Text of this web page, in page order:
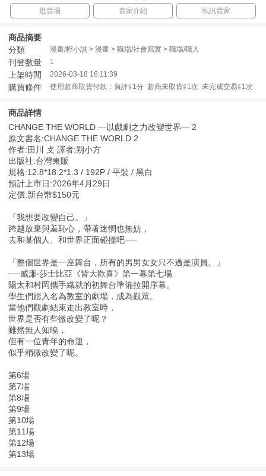
逛賣場
賣家介紹 私訊賣家
商品摘要
分類
漫畫/輕小說 > 漫畫 > 職場/社會寫實 > 職場/職人
刊登數量 1
上架時間 2026-03-18 16:11:39
購買條件 使用超商取貨付款：負評≦1分 超商未取貨≦1次 未完成交易≦1次
商品詳情
CHANGE THE WORLD —以戲劇之力改變世界— 2
原文書名:CHANGE THE WORLD 2
作者:田川 攴 譯者:朔小方
出版社:台灣東販
規格:12.8*18.2*1.3 / 192P / 平裝 / 黑白
預計上市日:2026年4月29日
定價:新台幣$150元
「我想要改變自己。」
跨越放棄與羞恥心，帶著迷惘也無妨，
去和某個人、和世界正面碰撞吧──
「整個世界是一座舞台，所有的男男女女只不過是演員。」
──威廉‧莎士比亞《皆大歡喜》第一幕第七場
陽太和村岡攜手織就的初舞台準備拉開序幕。
學生們踏入名為教室的劇場，成為觀眾。
當他們觀劇結束走出教室時，
世界是否有些微改變了呢？
雖然無人知曉，
但有一位青年的命運，
似乎稍微改變了呢。
第6場
第7場
第8場
第9場
第10場
第11場
第12場
第13場